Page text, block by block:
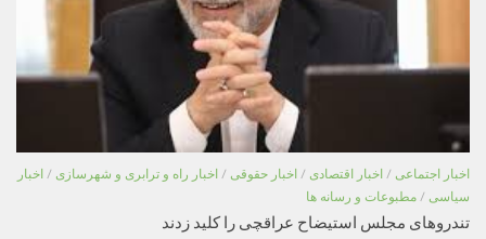
اخبار اجتماعی / اخبار اقتصادی / اخبار حقوقی / اخبار راه و ترابری و شهرسازی / اخبار
سیاسی / مطبوعات و رسانه ها
تندروهای مجلس استیضاح عراقچی را کلید زدند